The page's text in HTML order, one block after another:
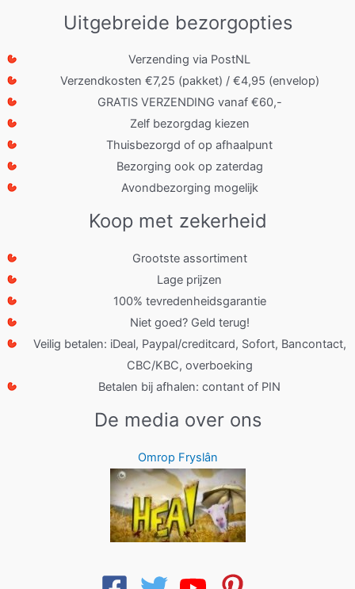
Uitgebreide bezorgopties
Verzending via PostNL
Verzendkosten €7,25 (pakket) / €4,95 (envelop)
GRATIS VERZENDING vanaf €60,-
Zelf bezorgdag kiezen
Thuisbezorgd of op afhaalpunt
Bezorging ook op zaterdag
Avondbezorging mogelijk
Koop met zekerheid
Grootste assortiment
Lage prijzen
100% tevredenheidsgarantie
Niet goed? Geld terug!
Veilig betalen: iDeal, Paypal/creditcard, Sofort, Bancontact,
CBC/KBC, overboeking
Betalen bij afhalen: contant of PIN
De media over ons
Omrop Fryslân